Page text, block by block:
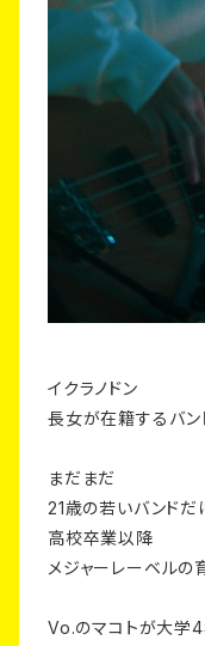
イクラノドン
長女が在籍するバン
まだまだ
21歳の若いバンドだ
高校卒業以降
メジャーレーベルの
Vo.のマコトが大学4